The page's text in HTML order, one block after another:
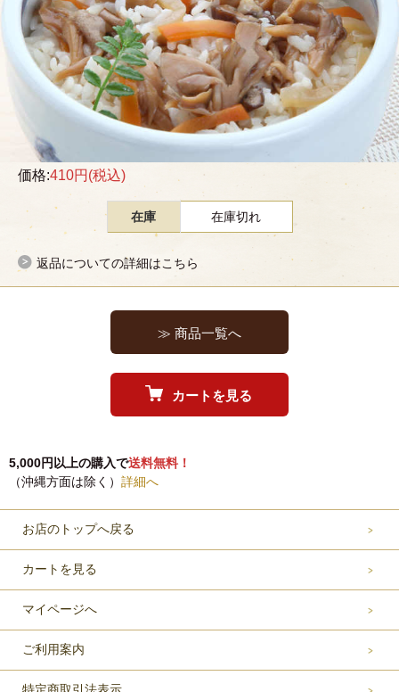
価格:410円 (税込)
在庫 在庫切れ
返品についての詳細はこちら
≫ 商品一覧へ
カートを見る
5,000円以上の購入で送料無料！
（沖縄方面は除く） 詳細へ
お店のトップへ戻る
カートを見る
マイページへ
ご利用案内